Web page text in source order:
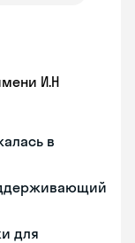
И.Н
в
для